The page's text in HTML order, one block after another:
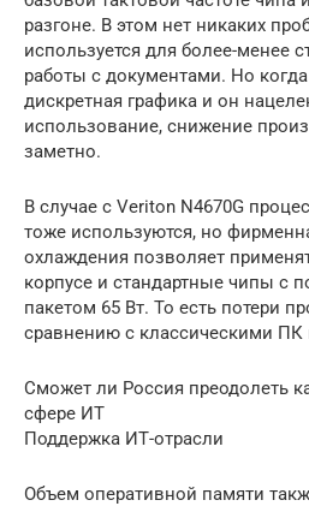
разгоне. В этом нет никаких
используется для более-менее
работы с документами. Но
дискретная графика и он
использование, снижение
заметно.
В случае с Veriton N4670G
тоже используются, но
охлаждения позволяет
корпусе и стандартные чипы с
пакетом 65 Вт. То есть потери
сравнению с классическими ПК
Сможет ли Россия преодолеть
сфере ИТ
Поддержка ИТ-отрасли
Объем оперативной памяти